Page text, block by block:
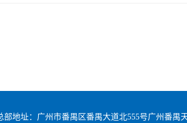
部地址：广州市番禺区番禺大道北555号广州番禺